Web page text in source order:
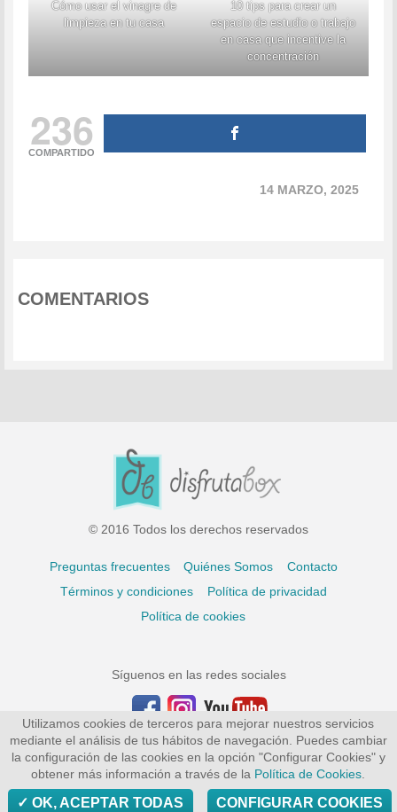
Cómo usar el vinagre de
limpieza en tu casa
10 tips para crear un
espacio de estudio o trabajo
en casa que incentive la
concentración
236
COMPARTIDO
14 MARZO, 2025
COMENTARIOS
© 2016 Todos los derechos reservados
Preguntas frecuentes Quiénes Somos
Contacto
Términos y condiciones
Política de privacidad
Política de cookies
Síguenos en las redes sociales
Utilizamos cookies de terceros para mejorar nuestros servicios
mediante el análisis de tus hábitos de navegación. Puedes cambiar
la configuración de las cookies en la opción "Configurar Cookies" y
obtener más información a través de la Política de Cookies.
OK, ACEPTAR TODAS CONFIGURAR COOKIES